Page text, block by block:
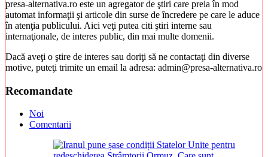
presa-alternativa.ro este un agregator de ştiri care preia în mod
automat informaţii şi articole din surse de încredere pe care le aduce
în atenţia publicului. Aici veţi putea citi ştiri interne sau
internaţionale, de interes public, din mai multe domenii.
Dacă aveţi o ştire de interes sau doriţi să ne contactaţi din diverse
motive, puteţi trimite un email la adresa: admin@presa-alternativa.ro
Recomandate
Noi
Comentarii